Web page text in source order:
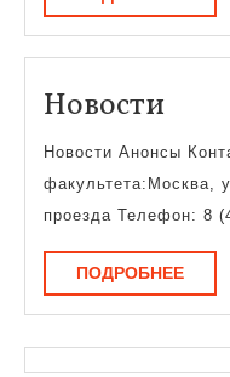
Новости
Новости Анонсы
проезда Телефон: 8
ПОДРОБНЕЕ